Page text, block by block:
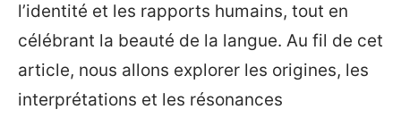
l’identité et les rapports humains, tout en
célébrant la beauté de la langue. Au fil de cet
article, nous allons explorer les origines, les
interprétations et les résonances